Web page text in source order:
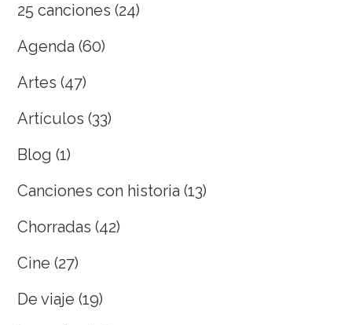
25 canciones (24)
Agenda (60)
Artes (47)
Artículos (33)
Blog (1)
Canciones con historia (13)
Chorradas (42)
Cine (27)
De viaje (19)